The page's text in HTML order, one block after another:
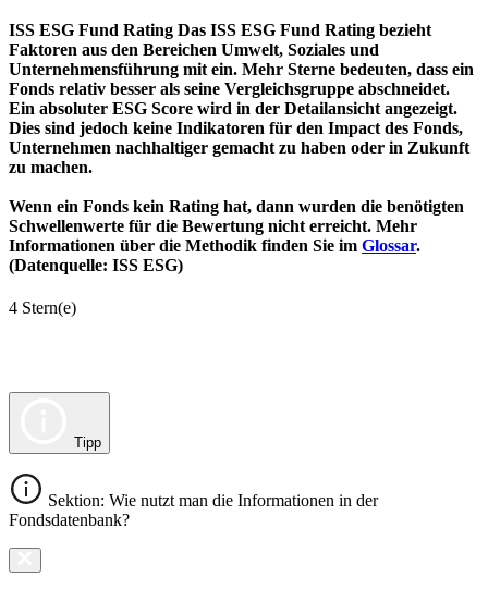
ISS ESG Fund Rating Das ISS ESG Fund Rating bezieht
Faktoren aus den Bereichen Umwelt, Soziales und
Unternehmensführung mit ein. Mehr Sterne bedeuten, dass ein
Fonds relativ besser als seine Vergleichsgruppe abschneidet.
Ein absoluter ESG Score wird in der Detailansicht angezeigt.
Dies sind jedoch keine Indikatoren für den Impact des Fonds,
Unternehmen nachhaltiger gemacht zu haben oder in Zukunft
zu machen.
Wenn ein Fonds kein Rating hat, dann wurden die benötigten
Schwellenwerte für die Bewertung nicht erreicht. Mehr
Informationen über die Methodik finden Sie im Glossar.
(Datenquelle: ISS ESG)
4 Stern(e)
Tipp
Sektion: Wie nutzt man die Informationen in der
Fondsdatenbank?